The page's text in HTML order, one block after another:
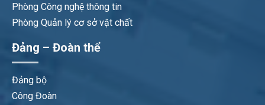
Phòng Công nghệ thông tin
Phòng Quản lý cơ sở vật chất
Đảng – Đoàn thể
Đảng bộ
Công Đoàn